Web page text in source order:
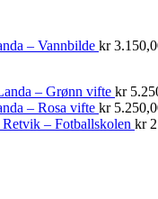
– Vannbilde kr
– Grønn vifte kr
– Rosa vifte kr
– Fotballskolen kr